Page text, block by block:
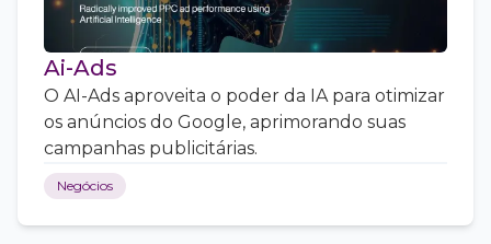
Ai-Ads
O AI-Ads aproveita o poder da IA para otimizar
os anúncios do Google, aprimorando suas
campanhas publicitárias.
Negócios